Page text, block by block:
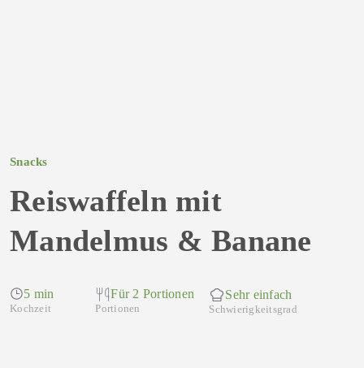
Snacks
Reiswaffeln mit
Mandelmus & Banane
5 min
Kochzeit
Für 2 Portionen
Portionen
Sehr einfach
Schwierigkeitsgrad